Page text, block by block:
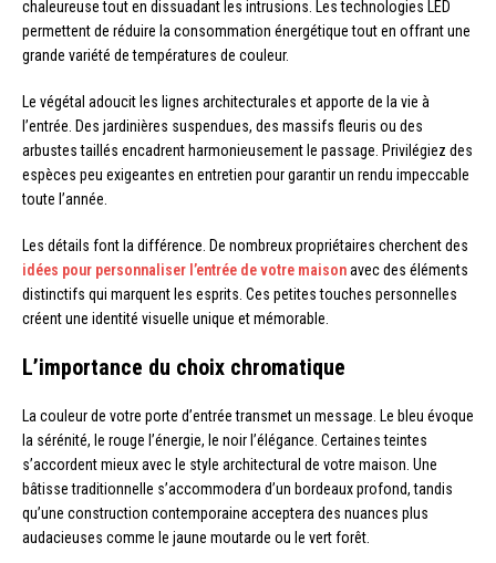
chaleureuse tout en dissuadant les intrusions. Les technologies LED
permettent de réduire la consommation énergétique tout en offrant une
grande variété de températures de couleur.
Le végétal adoucit les lignes architecturales et apporte de la vie à
l’entrée. Des jardinières suspendues, des massifs fleuris ou des
arbustes taillés encadrent harmonieusement le passage. Privilégiez des
espèces peu exigeantes en entretien pour garantir un rendu impeccable
toute l’année.
Les détails font la différence. De nombreux propriétaires cherchent des
idées pour personnaliser l’entrée de votre maisonavec des éléments
distinctifs qui marquent les esprits. Ces petites touches personnelles
créent une identité visuelle unique et mémorable.
L’importance du choix chromatique
La couleur de votre porte d’entrée transmet un message. Le bleu évoque
la sérénité, le rouge l’énergie, le noir l’élégance. Certaines teintes
s’accordent mieux avec le style architectural de votre maison. Une
bâtisse traditionnelle s’accommodera d’un bordeaux profond, tandis
qu’une construction contemporaine acceptera des nuances plus
audacieuses comme le jaune moutarde ou le vert forêt.